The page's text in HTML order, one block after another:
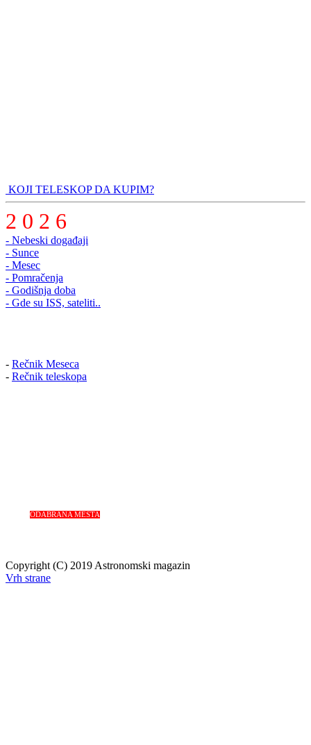
KOJI TELESKOP DA KUPIM?
2 0 2 6
- Nebeski događaji
- Sunce
- Mesec
- Pomračenja
- Godišnja doba
- Gde su ISS, sateliti..
- Rečnik Meseca
- Rečnik teleskopa
ODABRANA MESTA
Copyright (C) 2019 Astronomski magazin
Vrh strane